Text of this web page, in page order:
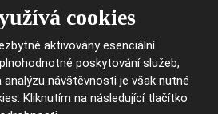
cookies
aktivovány esenciální
poskytování služeb,
analýzu návštěvnosti je však nutné
Kliknutím na následující tlačítko